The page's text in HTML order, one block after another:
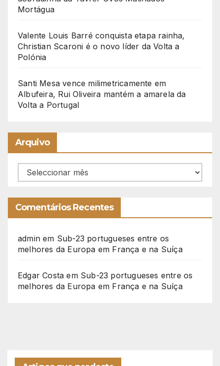
Mortágua
Valente Louis Barré conquista etapa rainha,
Christian Scaroni é o novo líder da Volta a
Polónia
Santi Mesa vence milimetricamente em
Albufeira, Rui Oliveira mantém a amarela da
Volta a Portugal
Arquivo
Arquivo
Comentários Recentes
admin em Sub-23 portugueses entre os
melhores da Europa em França e na Suíça
Edgar Costa em Sub-23 portugueses entre os
melhores da Europa em França e na Suíça